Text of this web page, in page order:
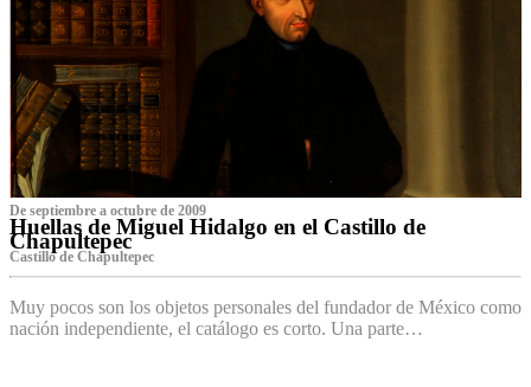
De septiembre a octubre de 2009
Huellas de Miguel Hidalgo en el Castillo de
Chapultepec
Castillo de Chapultepec
Muy pocos son los objetos personales del fundador de México como
nación independiente, el catálogo es corto. Una parte…